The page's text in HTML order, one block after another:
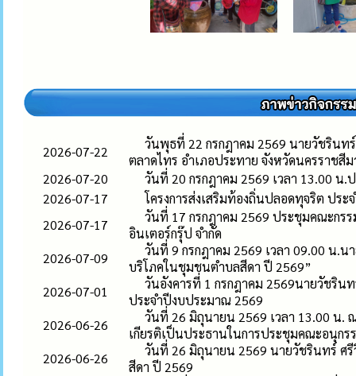
2026-07-22
วันพุธที่ 22 กรกฎาคม 2569 นายวัชรินท
ตลาดไทร อำเภอประทาย จังหวัดนครราชสีม
2026-07-20
วันที่ 20 กรกฎาคม 2569 เวลา 13.00
2026-07-17
โครงการส่งเสริมท้องถิ่นปลอดทุจริต ปร
2026-07-17
วันที่ 17 กรกฎาคม 2569 ประชุมคณะกร
อินเตอร์กรุ๊ป จำกัด
2026-07-09
วันที่ 9 กรกฎาคม 2569 เวลา 09.00 น.น
บริโภคในชุมชนตำบลสีดา ปี 2569”
2026-07-01
วันอังคารที่ 1 กรกฎาคม 2569นายวัชริน
ประจำปีงบประมาณ 2569
2026-06-26
วันที่ 26 มิถุนายน 2569 เวลา 13.00 น.
เกียรติเป็นประธานในการประชุมคณะอนุกร
2026-06-26
วันที่ 26 มิถุนายน 2569 นายวัชรินทร์ ศรี
สีดา ปี 2569